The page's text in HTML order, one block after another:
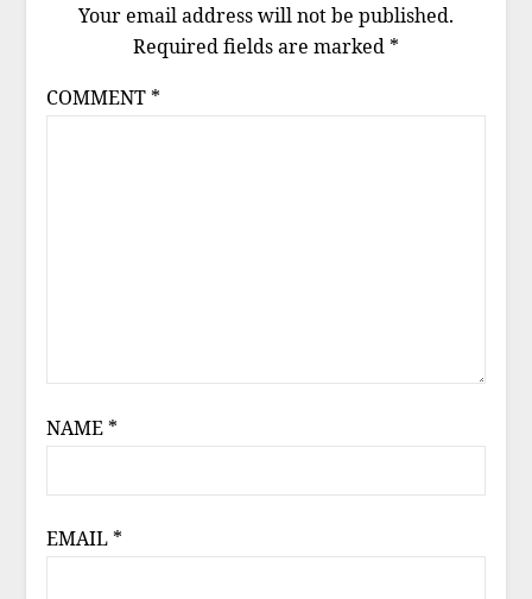
Your email address will not be published.
Required fields are marked *
COMMENT *
NAME *
EMAIL *